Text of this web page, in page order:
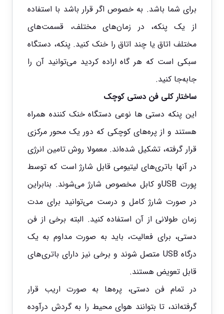
برای شما باشد. به خصوص اگر قرار باشد با استفاده
از یک پنکه، در زمان‌های مختلف، قسمت‌های
مختلف اتاق یا چند اتاق را خنک کنید. پنکه، دستگاه
سبکی است که هر گاه اراده کردید می‌توانید آن را
جا‌به‌جا کنید.
ساختار کلی فن دستی کوچک
این پنکه‌ دستی ها نوعی دستگاه‌ خنک کننده همراه
هستند و از پره‌های کوچکی که دور یک محور مرکزی
قرار گرفته، تشکیل شده‌اند. معمولا روش تامین انرژی
در آنها باتری‌های لیتیومی قابل شارژ است که توسط
پورت USBو کابل مخصوص شارژ می‌شوند. بنابراین
در صورت شارژ کامل و درست می‌توانید برای مدت
زمان طولانی از آن استفاده کنید. البته برخی از فن
دستی، برای فعالیت، باید به صورت مداوم به یک
درگاه USB متصل شوند و برخی نیز دارای باتری‌های
قابل تعویض هستند.
در تمام فن دستی، پره‌ها به صورت اریب قرار
گرفته‌اند، تا بتوانند هوای محیط را به گردش درآوده